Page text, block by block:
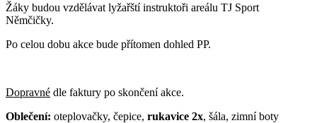
Žáky budou vzdělávat lyžařští instruktoři areálu TJ Sport
Němčičky.
Po celou dobu akce bude přítomen dohled PP.
Dopravné dle faktury po skončení akce.
Oblečení: oteplovačky, čepice, rukavice 2x, šála, zimní boty